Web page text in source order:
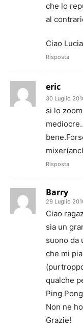
che lo
al
Ciao
Risposta
eric
30 Luglio
si lo
Risposta
Barry
29 Luglio
Ciao
sia un
suono da
che mi
qualche
Ping
Non ne
Grazie!